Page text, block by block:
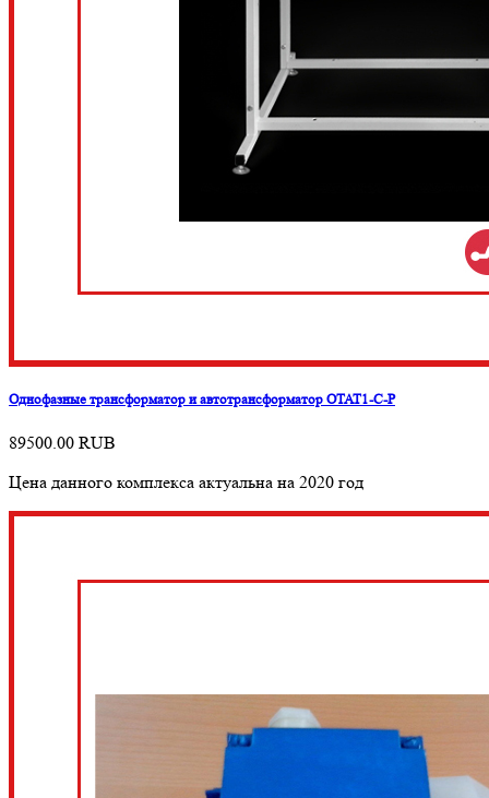
Однофазные трансформатор и автотрансформатор ОТАТ1-С-Р
89500.00 RUB
Цена данного комплекса актуальна на 2020 год